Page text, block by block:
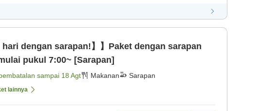
hari dengan sarapan!】】Paket dengan sarapan
pukul 7:00~ [Sarapan]
sampai 18 Agt Makanan Sarapan
lainnya